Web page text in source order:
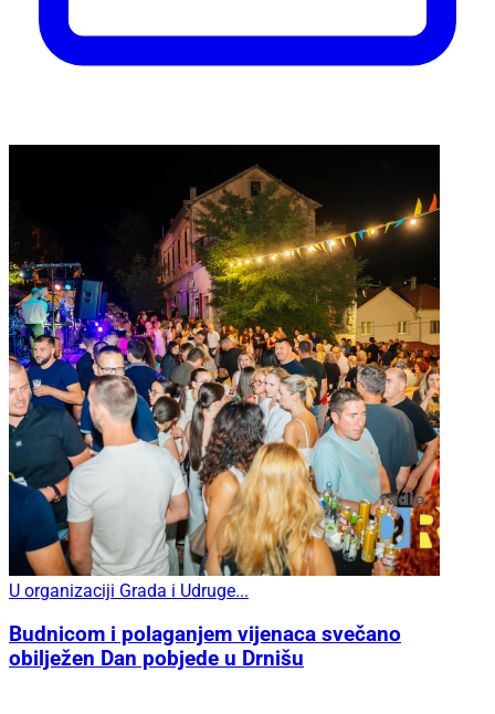
U organizaciji Grada i Udruge...
Budnicom i polaganjem vijenaca svečano
obilježen Dan pobjede u Drnišu